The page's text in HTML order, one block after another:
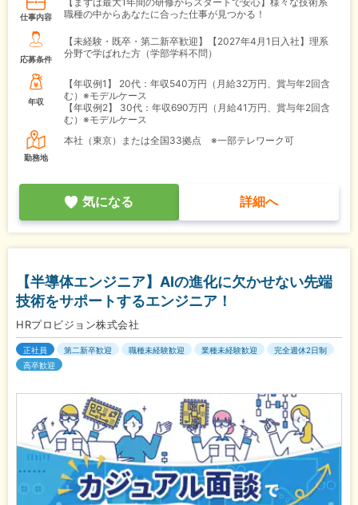
仕事内容
職種の中からあなたに合った仕事が見つかる！
応募条件
【未経験・既卒・第二新卒歓迎】【2027年4月1日入社】理系
分野で学ばれた方（学部学科不問）
年収
【年収例1】
20代：年収540万円（月給32万円、賞与年2回含
む）※モデルケース
【年収例2】
30代：年収690万円（月給41万円、賞与年2回含
む）※モデルケース
勤務地
本社（東京）または全国33拠点 ※一部テレワーク可
気になる 詳細へ
【半導体エンジニア】AIの進化に欠かせない先端
技術をサポートするエンジニア！
HRプロビジョン株式会社
正社員 第二新卒歓迎 職種未経験歓迎 業種未経験歓迎
完全週休2日制
高卒歓迎